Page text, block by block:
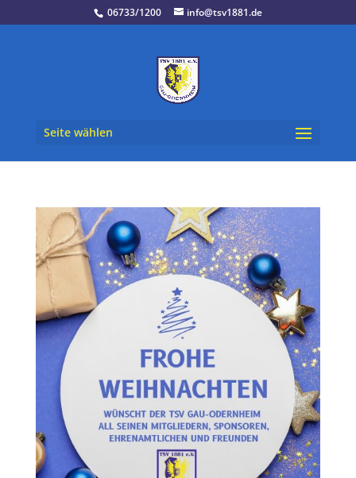
06733/1200 info@tsv1881.de
Seite wählen